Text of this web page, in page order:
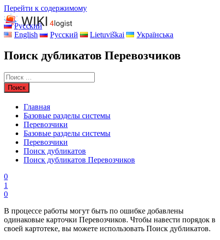
Перейти к содержимому
Русский
English
Русский Lietuviškai Українська
Поиск дубликатов Перевозчиков
Главная
Базовые разделы системы
Перевозчики
Базовые разделы системы
Перевозчики
Поиск дубликатов
Поиск дубликатов Перевозчиков
0
1
0
В процессе работы могут быть по ошибке добавлены
одинаковые карточки Перевозчиков. Чтобы навести порядок в
своей картотеке, вы можете использовать Поиск дубликатов.